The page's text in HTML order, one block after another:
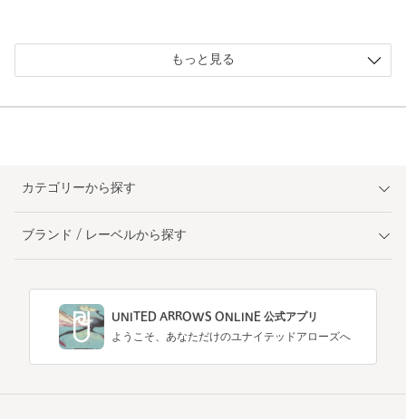
もっと見る
カテゴリーから探す
ブランド / レーベルから探す
UNITED ARROWS ONLINE 公式アプリ
ようこそ、あなただけのユナイテッドアローズへ